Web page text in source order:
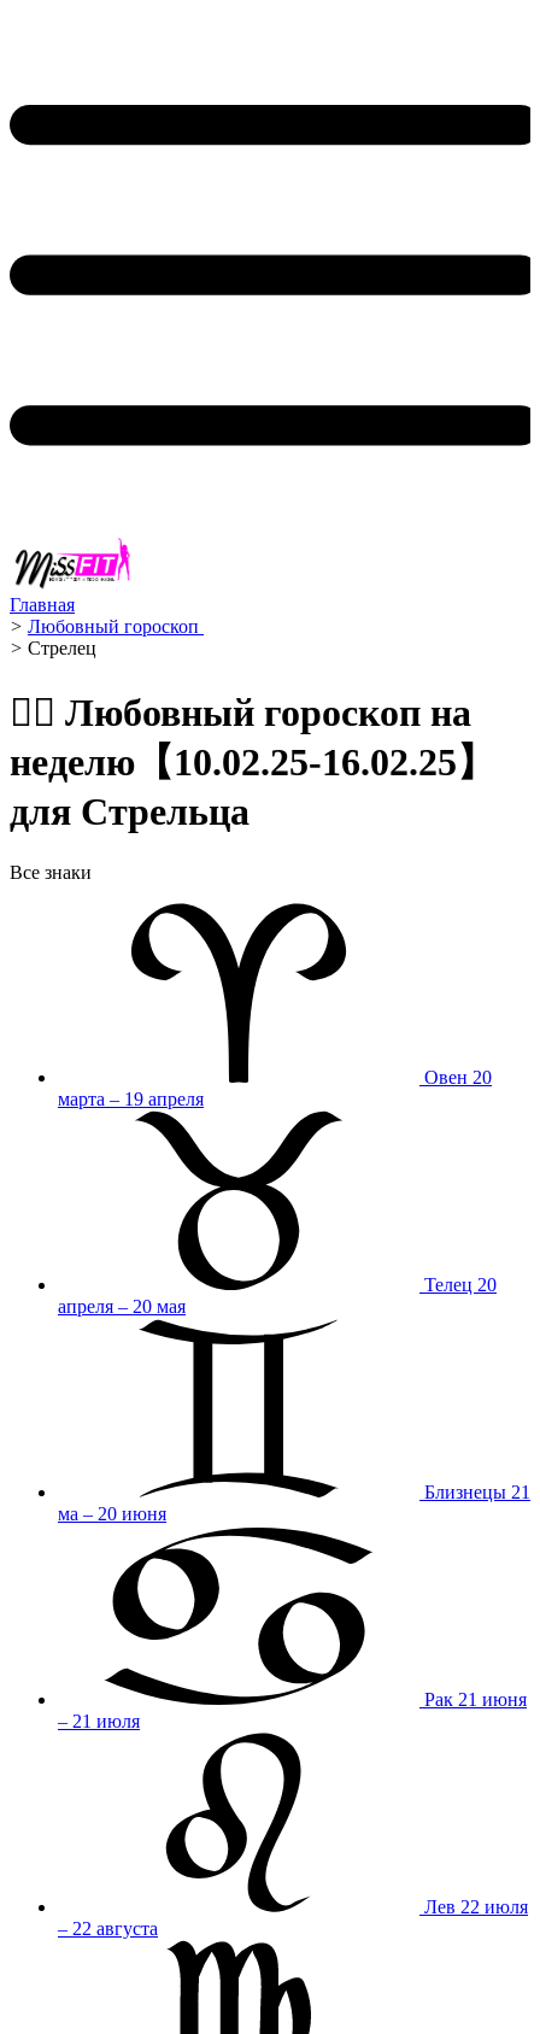
Главная
> Любовный гороскоп ️
> Стрелец ️
🧙‍♀️ Любовный гороскоп на
неделю【10.02.25-16.02.25】
для Стрельца
Все знаки
Овен 20
марта – 19 апреля
Телец 20
апреля – 20 мая
Близнецы 21
ма – 20 июня
Рак 21 июня
– 21 июля
Лев 22 июля
– 22 августа